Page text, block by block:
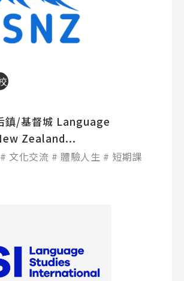
鎮/基督城 Language
Zealand...
文化交流 體驗人生
短期課